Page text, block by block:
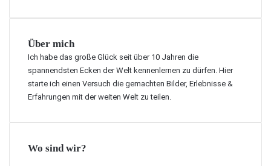
Über mich
Ich habe das große Glück seit über 10 Jahren die
spannendsten Ecken der Welt kennenlernen zu dürfen. Hier
starte ich einen Versuch die gemachten Bilder, Erlebnisse &
Erfahrungen mit der weiten Welt zu teilen.
Wo sind wir?